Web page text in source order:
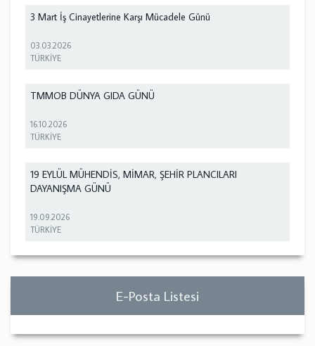
3 Mart İş Cinayetlerine Karşı Mücadele Günü
03.03.2026
TÜRKİYE
TMMOB DÜNYA GIDA GÜNÜ
16.10.2026
TÜRKİYE
19 EYLÜL MÜHENDİS, MİMAR, ŞEHİR PLANCILARI
DAYANIŞMA GÜNÜ
19.09.2026
TÜRKİYE
E-Posta Listesi